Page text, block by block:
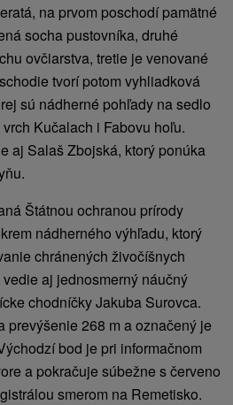
na prvom poschodí pamätné
socha pustovníka, druhé
ovčiarstva, tretie je venované
tvorí potom vyhliadková
sú nádherné pohľady na sedlo
Kučalach i Fabovu hoľu.
aj Salaš Zbojská, ktorý ponúka
Štátnou ochranou prírody
nádherného výhľadu, ktorý
chránených živočíšnych
aj jednosmerný náučný
chodníčky Jakuba Surovca.
prevýšenie 268 m a označený je
bod je pri informačnom
a pokračuje súbežne s červeno
smerom na Remetisko.